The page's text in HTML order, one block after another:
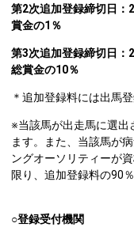
第2次追加登録締切日：
賞金の1％
第3次追加登録締切日：
総賞金の10％
＊追加登録料には出馬
※当該馬が出走馬に選出
ます。また、当該馬が
ングオーソリティーが
限り、追加登録料の90
○登録受付機関